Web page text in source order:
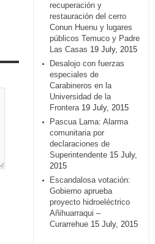
recuperación y
restauración del cerro
Conun Huenu y lugares
públicos Temuco y Padre
Las Casas 19 July, 2015
Desalojo con fuerzas
especiales de
Carabineros en la
Universidad de la
Frontera 19 July, 2015
Pascua Lama: Alarma
comunitaria por
declaraciones de
Superintendente 15 July,
2015
Escandalosa votación:
Gobierno aprueba
proyecto hidroeléctrico
Añihuarraqui –
Curarrehue 15 July, 2015